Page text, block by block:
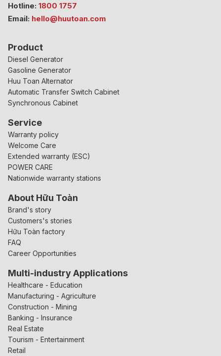
Hotline: 1800 1757
Email: hello@huutoan.com
Product
Diesel Generator
Gasoline Generator
Huu Toan Alternator
Automatic Transfer Switch Cabinet
Synchronous Cabinet
Service
Warranty policy
Welcome Care
Extended warranty (ESC)
POWER CARE
Nationwide warranty stations
About Hữu Toàn
Brand's story
Customers's stories
Hữu Toàn factory
FAQ
Career Opportunities
Multi-industry Applications
Healthcare - Education
Manufacturing - Agriculture
Construction - Mining
Banking - Insurance
Real Estate
Tourism - Entertainment
Retail